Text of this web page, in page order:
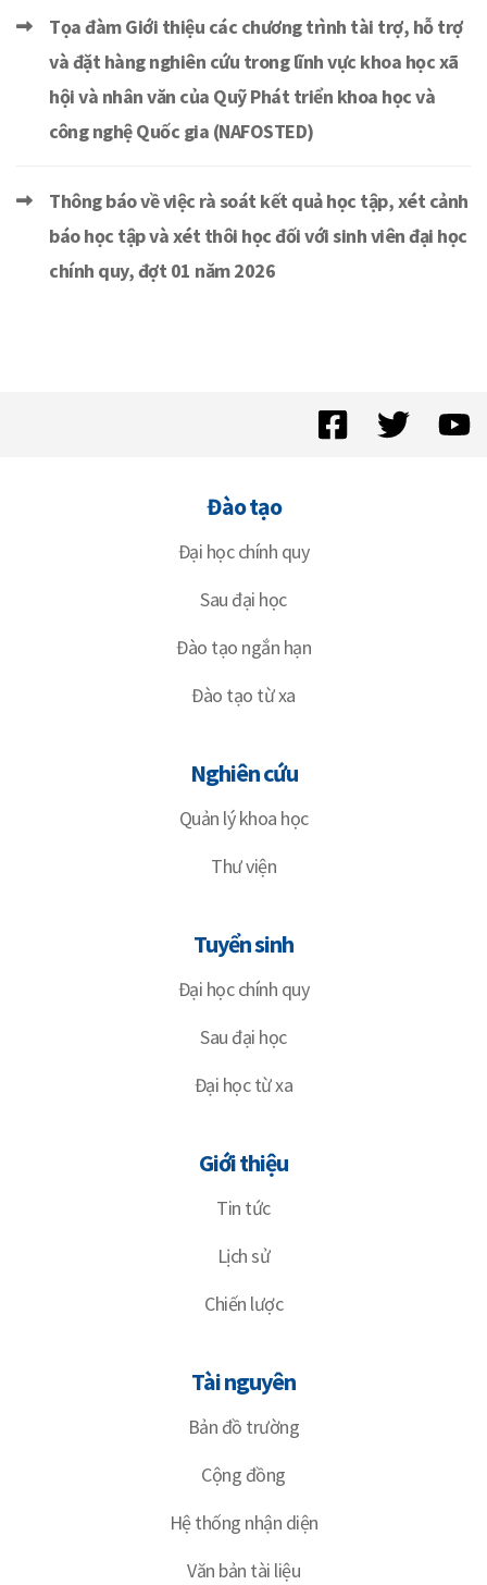
Tọa đàm Giới thiệu các chương trình tài trợ, hỗ trợ
và đặt hàng nghiên cứu trong lĩnh vực khoa học xã
hội và nhân văn của Quỹ Phát triển khoa học và
công nghệ Quốc gia (NAFOSTED)
Thông báo về việc rà soát kết quả học tập, xét cảnh
báo học tập và xét thôi học đối với sinh viên đại học
chính quy, đợt 01 năm 2026
Đào tạo
Đại học chính quy
Sau đại học
Đào tạo ngắn hạn
Đào tạo từ xa
Nghiên cứu
Quản lý khoa học
Thư viện
Tuyển sinh
Đại học chính quy
Sau đại học
Đại học từ xa
Giới thiệu
Tin tức
Lịch sử
Chiến lược
Tài nguyên
Bản đồ trường
Cộng đồng
Hệ thống nhận diện
Văn bản tài liệu